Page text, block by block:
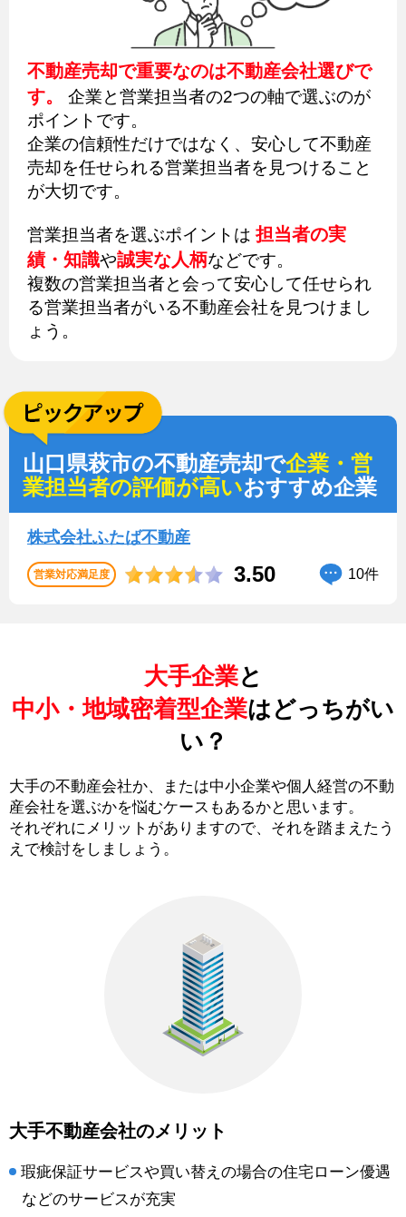
不動産売却で重要なのは不動産会社選びで
す。
企業と営業担当者の2つの軸で選ぶのが
ポイントです。
企業の信頼性だけではなく、安心して不動産
売却を任せられる営業担当者を見つけること
が大切です。
営業担当者を選ぶポイントは 担当者の実
績・知識や誠実な人柄などです。
複数の営業担当者と会って安心して任せられ
る営業担当者がいる不動産会社を見つけまし
ょう。
山口県萩市の不動産売却で企業・営
業担当者の評価が高いおすすめ企業
株式会社ふたば不動産
営業対応満足度 3.50 10件
大手企業と
中小・地域密着型企業はどっちがい
い？
大手の不動産会社か、または中小企業や個人経営の不動
産会社を選ぶかを悩むケースもあるかと思います。
それぞれにメリットがありますので、それを踏まえたう
えで検討をしましょう。
大手不動産会社のメリット
瑕疵保証サービスや買い替えの場合の住宅ローン優遇
などのサービスが充実